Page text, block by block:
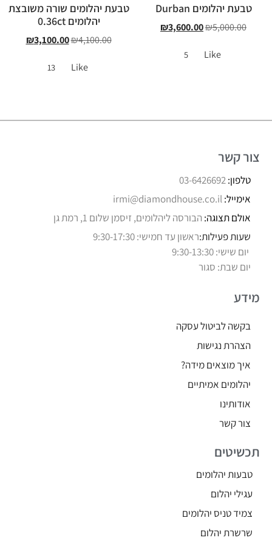
טבעת יהלומים Durban
₪5,000.00
₪3,600.00
Like
5
טבעת יהלומים שורה משובצת
יהלומים 0.36ct
₪4,100.00
₪3,100.00
Like
13
צור קשר
טלפון:03-6426692
אימייל:irmi@diamondhouse.co.il
אולם תצוגה: הבורסה ליהלומים, זיסמן שלום 1, רמת גן
שעות פעילות:ראשון עד חמישי: 9:30-17:30
יום שישי: 9:30-13:30
יום שבת: סגור
מידע
בקשה לביטול עסקה
הצהרת נגישות
איך מוצאים מידה?
יהלומים אמיתיים
אודותינו
צור קשר
תכשיטים
טבעות יהלומים
עגילי יהלום
צמיד טניס יהלומים
שרשרת יהלום